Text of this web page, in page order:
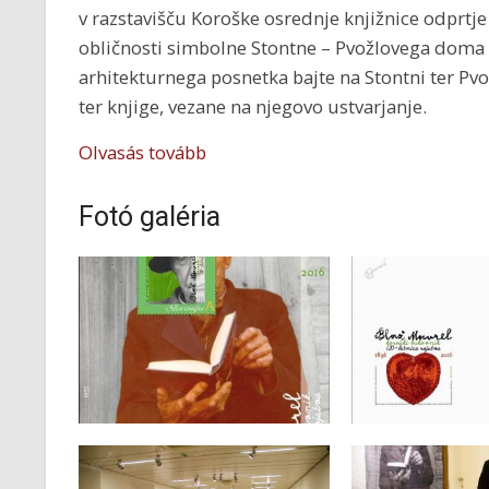
v razstavišču Koroške osrednje knjižnice
obličnosti simbolne Stontne – Pvožlovega
arhitekturnega posnetka bajte na Stontni ter
ter knjige, vezane na njegovo ustvarjanje.
Olvasás tovább
Fotó galéria